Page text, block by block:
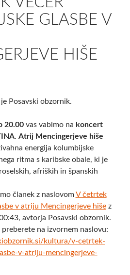
GLASBE V
HIŠE
je Posavski obzornik.
20.00vas vabimo na koncert
. Atrij Mencingerjeve hiše
energija kolumbijske
ritma s karibske obale, ki je
afriških in španskih
članek z naslovomV četrtek
v atriju Mencingerjeve hišez
avtorja Posavski obzornik.
na izvornem naslovu:
kultura/v-cetrtek-
v-atriju-mencingerjeve-